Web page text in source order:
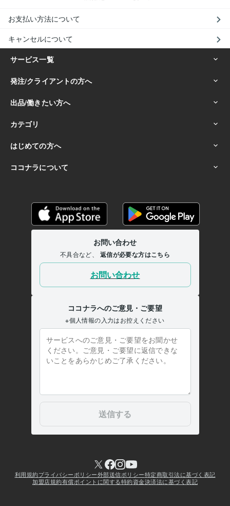
お支払い方法について
キャンセルについて